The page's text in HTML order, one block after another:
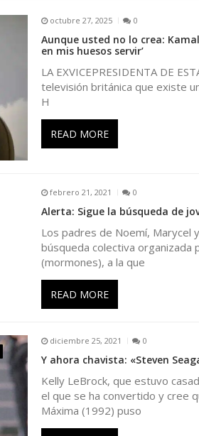
octubre 27, 2025 0
Aunque usted no lo crea:
en mis huesos servir’
LA EXVICEPRESIDENTA DE
televisión británica que existe
H
READ MORE
febrero 21, 2021 0
Alerta: Sigue la búsqueda de
Los padres de Noemí, Marycel
búsqueda colectiva organizada
(mormones), a la que
READ MORE
diciembre 25, 2021 0
Y ahora chavista: «Steven
Kelly LeBrock, que estuvo
el que se ha convertido y cree
Máxima (1992) puso